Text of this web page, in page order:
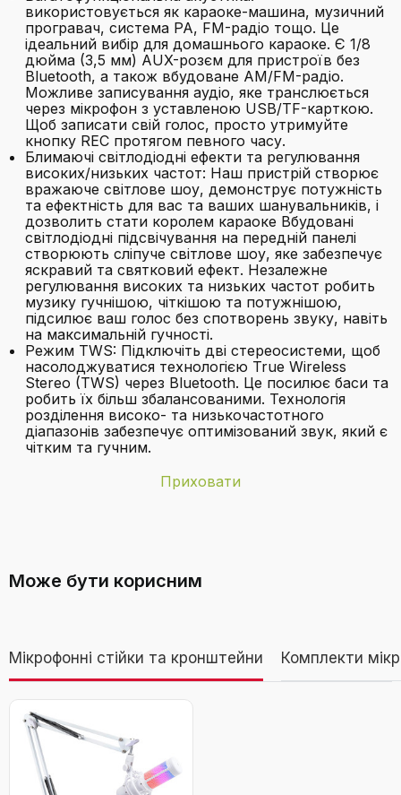
використовується як караоке-машина, музичний
програвач, система PA, FM-радіо тощо. Це
ідеальний вибір для домашнього караоке. Є 1/8
дюйма (3,5 мм) AUX-розєм для пристроїв без
Bluetooth, а також вбудоване AM/FM-радіо.
Можливе записування аудіо, яке транслюється
через мікрофон з уставленою USB/TF-карткою.
Щоб записати свій голос, просто утримуйте
кнопку REC протягом певного часу.
Блимаючі світлодіодні ефекти та регулювання
високих/низьких частот: Наш пристрій створює
вражаюче світлове шоу, демонструє потужність
та ефектність для вас та ваших шанувальників, і
дозволить стати королем караоке Вбудовані
світлодіодні підсвічування на передній панелі
створюють сліпуче світлове шоу, яке забезпечує
яскравий та святковий ефект. Незалежне
регулювання високих та низьких частот робить
музику гучнішою, чіткішою та потужнішою,
підсилює ваш голос без спотворень звуку, навіть
на максимальній гучності.
Режим TWS: Підключіть дві стереосистеми, щоб
насолоджуватися технологією True Wireless
Stereo (TWS) через Bluetooth. Це посилює баси та
робить їх більш збалансованими. Технологія
розділення високо- та низькочастотного
діапазонів забезпечує оптимізований звук, який є
чітким та гучним.
Приховати
Батареї
1 літій-іонний акумулятор необхідний
Кількість
динаміків
2
Кількість каналів 2
Колір Чорний
Караоке-машина JYX з 2 UHF-
підсвічуванням та підтримкою TWS, AUX,
FM, запис - для вечірок, дорослих та
дітей
Який максимальний час роботи від
акумулятора?
Може бути корисним
Мікрофонні стійки та кронштейни Комплекти